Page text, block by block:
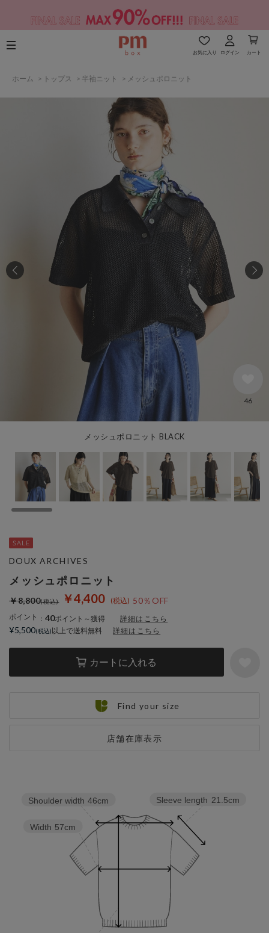
お気に入り ログイン カート
ホーム > トップス > 半袖ニット > メッシュポロニット
メッシュポロニット BLACK
46
メッシュポロニット
￥4,400 50％OFF
￥8,800
ポイント ： 40ポイント～獲得 詳細はこちら
カートに入れる
店舗在庫表示
DOUX ARCHIVES
¥5,500 以上で送料無料 詳細はこちら
Find your size
Sleeve length 21.5cm
Width 57cm
Shoulder width 46cm